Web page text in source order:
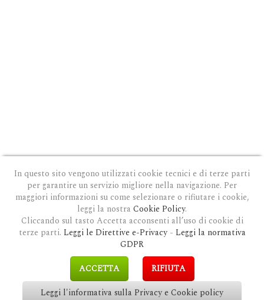
PRIVACY E COOKIE POLICY | COOKIE POLICY|CONDIZIONI GENERALI D'USO|GDPR
| GDPR RICHIESTA CANCELLAZIONE
COPYRIGHT © 2018 CLAUDIOSGARBI.COM - TUTTI I DIRITTI RISERVATI.
SITE BYGUALDI PROMOTION&LP-STUDIO
In questo sito vengono utilizzati cookie tecnici e di terze parti
per garantire un servizio migliore nella navigazione. Per
maggiori informazioni su come selezionare o rifiutare i cookie,
leggi la nostra Cookie Policy.
Cliccando sul tasto Accetta acconsenti all’uso di cookie di
terze parti. Leggi le Direttive e-Privacy- Leggi la normativa
GDPR
ACCETTA
RIFIUTA
Leggi l'informativa sulla Privacy e Cookie policy